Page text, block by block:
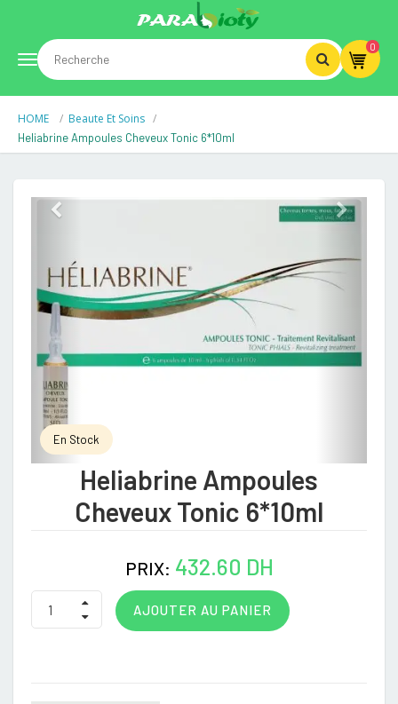
Toggle
navigation
0
HOME Beaute Et Soins
Heliabrine Ampoules Cheveux Tonic 6*10ml
Next
En Stock
Heliabrine Ampoules
Cheveux Tonic 6*10ml
PRIX: 432.60 DH
AJOUTER AU PANIER